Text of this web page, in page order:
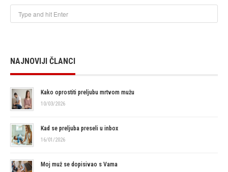
NAJNOVIJI ČLANCI
Kako oprostiti preljubu mrtvom mužu
10/03/2026
Kad se preljuba preseli u inbox
16/01/2026
Moj muž se dopisivao s Vama